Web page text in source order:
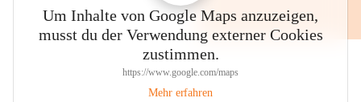
Um Inhalte von Google Maps anzuzeigen,
musst du der Verwendung externer Cookies
zustimmen.
https://www.google.com/maps
Mehr erfahren